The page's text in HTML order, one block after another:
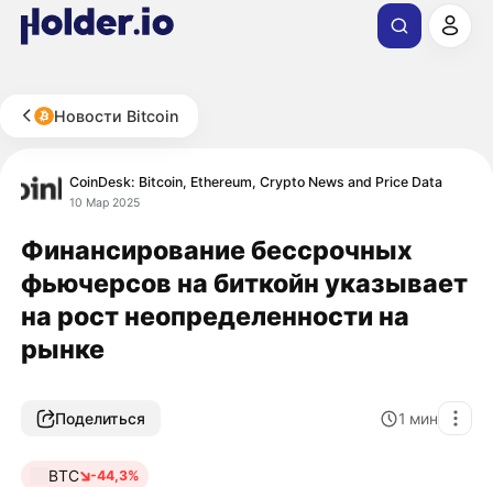
Новости Bitcoin
CoinDesk: Bitcoin, Ethereum, Crypto News and Price Data
10 Мар 2025
Финансирование бессрочных
фьючерсов на биткойн указывает
на рост неопределенности на
рынке
Поделиться 1 мин
BTC -44,3%